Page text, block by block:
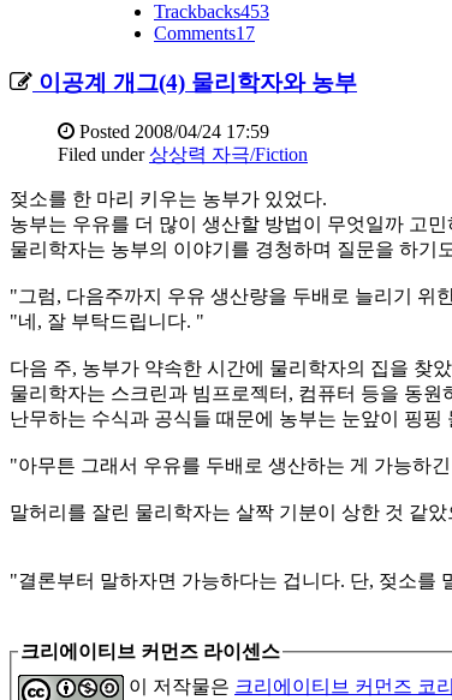
Trackbacks453
Comments17
이공계 개그(4) 물리학자와 농부
Posted 2008/04/24 17:59
Filed under 상상력 자극/Fiction
젖소를 한 마리 키우는 농부가 있었다.
농부는 우유를 더 많이 생산할 방법이 무엇일까 고
물리학자는 농부의 이야기를 경청하며 질문을 하기
"그럼, 다음주까지 우유 생산량을 두배로 늘리기 위
"네, 잘 부탁드립니다. "
다음 주, 농부가 약속한 시간에 물리학자의 집을 찾
물리학자는 스크린과 빔프로젝터, 컴퓨터 등을 동
난무하는 수식과 공식들 때문에 농부는 눈앞이 핑핑
"아무튼 그래서 우유를 두배로 생산하는 게 가능하
말허리를 잘린 물리학자는 살짝 기분이 상한 것 같
"결론부터 말하자면 가능하다는 겁니다. 단, 젖소를
크리에이티브 커먼즈 라이센스
이 저작물은 크리에이티브 커먼즈 코